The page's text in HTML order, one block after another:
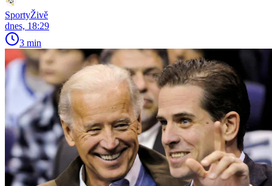
SportyŽivě
dnes, 18:29
3 min